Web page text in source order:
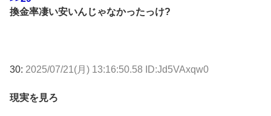
換金率凄い安いんじゃなかったっけ?
30: 2025/07/21(月) 13:16:50.58 ID:Jd5VAxqw0
現実を見ろ